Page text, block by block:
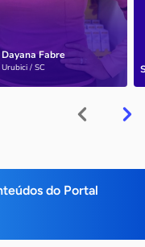
Dayana Fabre
Urubici / SC
do Portal